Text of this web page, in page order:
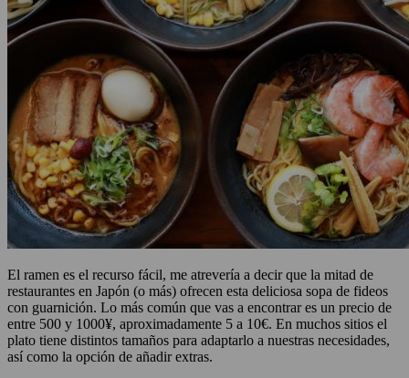
El ramen es el recurso fácil, me atrevería a decir que la mitad de
restaurantes en Japón (o más) ofrecen esta deliciosa sopa de fideos
con guarnición. Lo más común que vas a encontrar es un precio de
entre 500 y 1000¥, aproximadamente 5 a 10€. En muchos sitios el
plato tiene distintos tamaños para adaptarlo a nuestras necesidades,
así como la opción de añadir extras.